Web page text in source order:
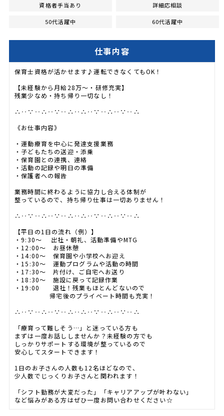
資格者手当あり 詳細応相談
50代活躍中 60代活躍中
仕事内容
保育士資格が活かせます♪運転できなくてもOK！
【未経験から月給28万～・研修充実】
残業少なめ・持ち帰り一切なし！
∴‥∵‥∴‥∵‥∴‥∴‥∵‥∴‥∵‥∴
《お仕事内容》
・運動療育を中心に発達支援業務
・子どもたちの送迎・添乗
・保育園との連携、連絡
・活動の記録や明日の準備
・保護者への報告
業務時間に終わるように協力し合える体制が
整っているので、持ち帰り仕事は一切ありません！
∴‥∵‥∴‥∵‥∴‥∴‥∵‥∴‥∵‥∴
【平日の1日の流れ（例）】
・9:30～ 出社・朝礼、活動準備やMTG
・12:00～ お昼休憩
・14:00～ 保育園や小学校へお迎え
・15:30～ 運動プログラムや活動の時間
・17:30～ 片付け、ご自宅へお送り
・18:30～ 施設に戻って記録作業
・19:00 退社！残業もほとんどないので
帰宅後のプライベート時間も充実！
∴‥∵‥∴‥∵‥∴‥∴‥∵‥∴‥∵‥∴
「療育って難しそう…」と迷っている方も
まずは一度お話ししませんか？未経験の方でも
しっかりサポートする環境が整っているので
安心してスタートできます！
1日のお子さんの人数も12名ほどなので、
少人数でじっくりお子さんと関われます！
「シフト勤務が大変だった」「キャリアアップが叶わない」
など悩みがある方はぜひ一度お問い合わせください☆